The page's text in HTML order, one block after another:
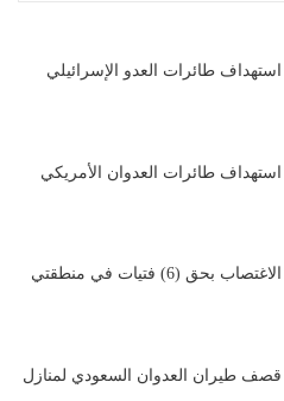
استهداف طائرات العدو الإسرائيلي
استهداف طائرات العدوان الأمريكي
بيان إدانة جريمة الاغتصاب بحق (6) فتيات في منطقتي
قصف طيران العدوان السعودي لمنازل